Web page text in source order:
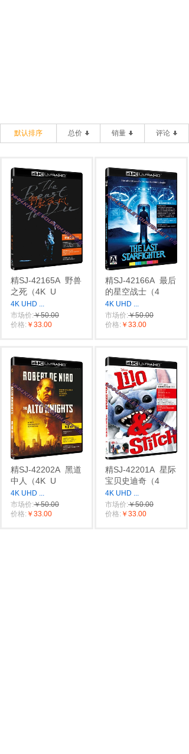
默认排序 总价 销量 评论
精SJ-42165A 野兽
之死（4K U
4K UHD ...
市场价:￥50.00
价格: ￥33.00
精SJ-42166A 最后
的星空战士（4
4K UHD ...
市场价:￥50.00
价格: ￥33.00
精SJ-42202A 黑道
中人（4K U
4K UHD ...
市场价:￥50.00
价格: ￥33.00
精SJ-42201A 星际
宝贝史迪奇（4
4K UHD ...
市场价:￥50.00
价格: ￥33.00